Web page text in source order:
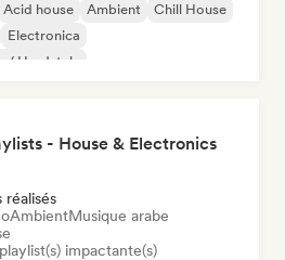
Acid house Ambient
Chill House
Electronica
/ Hardstyle
- House & Electronics
réalisés
AmbientMusique arabe
impactante(s)